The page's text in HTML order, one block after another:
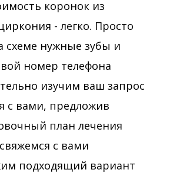
коронок из
- легко. Просто
схеме нужные зубы и
номер телефона
изучим ваш запрос
с вами, предложив
план лечения
с вами
подходящий вариант